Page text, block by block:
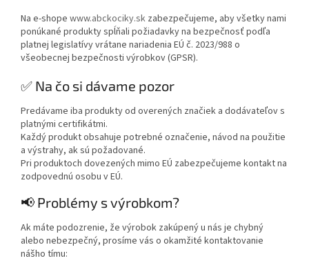
Na e-shope www.abckociky.sk zabezpečujeme, aby všetky nami
ponúkané produkty spĺňali požiadavky na bezpečnosť podľa
platnej legislatívy vrátane nariadenia EÚ č. 2023/988 o
všeobecnej bezpečnosti výrobkov (GPSR).
✅ Na čo si dávame pozor
Predávame iba produkty od overených značiek a dodávateľov s
platnými certifikátmi.
Každý produkt obsahuje potrebné označenie, návod na použitie
a výstrahy, ak sú požadované.
Pri produktoch dovezených mimo EÚ zabezpečujeme kontakt na
zodpovednú osobu v EÚ.
📢 Problémy s výrobkom?
Ak máte podozrenie, že výrobok zakúpený u nás je chybný
alebo nebezpečný, prosíme vás o okamžité kontaktovanie
nášho tímu: